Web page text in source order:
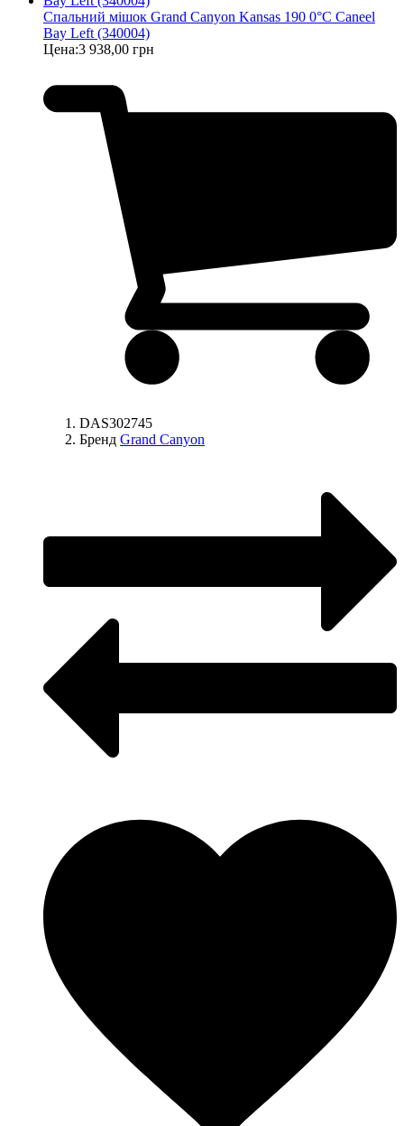
Спальний мішок Grand Canyon Kansas 190 0°C Caneel
Bay Left (340004)
Цена:3 938,00 грн
DAS302745
Бренд Grand Canyon